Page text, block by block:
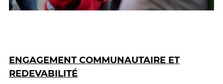
ENGAGEMENT COMMUNAUTAIRE ET
REDEVABILITÉ